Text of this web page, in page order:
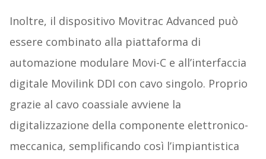
Inoltre, il dispositivo Movitrac Advanced può
essere combinato alla piattaforma di
automazione modulare Movi-C e all’interfaccia
digitale Movilink DDI con cavo singolo. Proprio
grazie al cavo coassiale avviene la
digitalizzazione della componente elettronico-
meccanica, semplificando così l’impiantistica